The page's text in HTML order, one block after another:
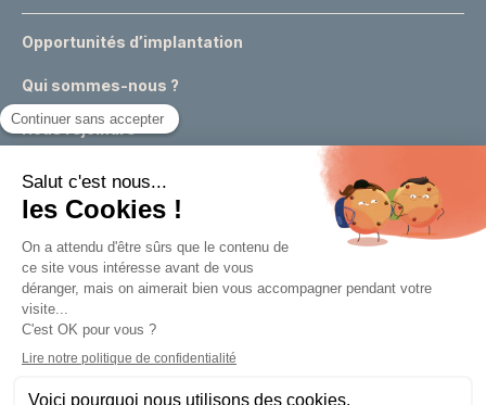
Opportunités d’implantation
Qui sommes-nous ?
Nous rejoindre
Actualités
Événements
Expertises & conseils urbains
Appels à projets